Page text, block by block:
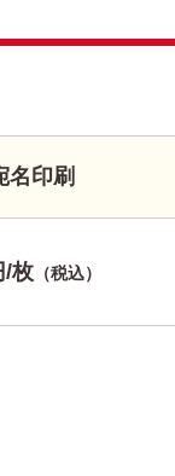
名印刷
/枚 （税込）